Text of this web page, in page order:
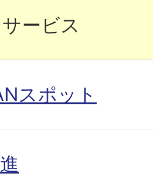
ービス
スポット